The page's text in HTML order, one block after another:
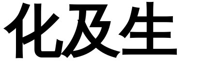
化及生